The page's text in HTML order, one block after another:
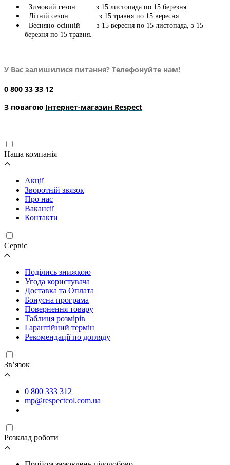
Зимовий сезон з 15 листопада по 15 березня.
Літній сезон з 15 травня по 15 вересня.
Весняно-осінній з 15 вересня по 15 листопада, з 15
березня по 15 травня.
У Вас залишилися питання? Телефонуйте нам!
0 800 33 33 12
З повагою Інтернет-магазин Respect
Наша компанія
Акції
Зворотній звязок
Про нас
Вакансії
Контакти
Cервіс
Поділись знижкою
Угода користувача
Доставка та Оплата
Бонусна програма
Повернення товару
Таблиця розмірів
Гарантійний термін
Рекомендації по догляду
Зв’язок
0 800 333 312
mp@respectcol.com.ua
Розклад роботи